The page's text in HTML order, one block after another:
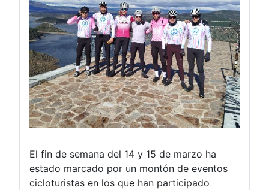
El fin de semana del 14 y 15 de marzo ha
estado marcado por un montón de eventos
cicloturistas en los que han participado